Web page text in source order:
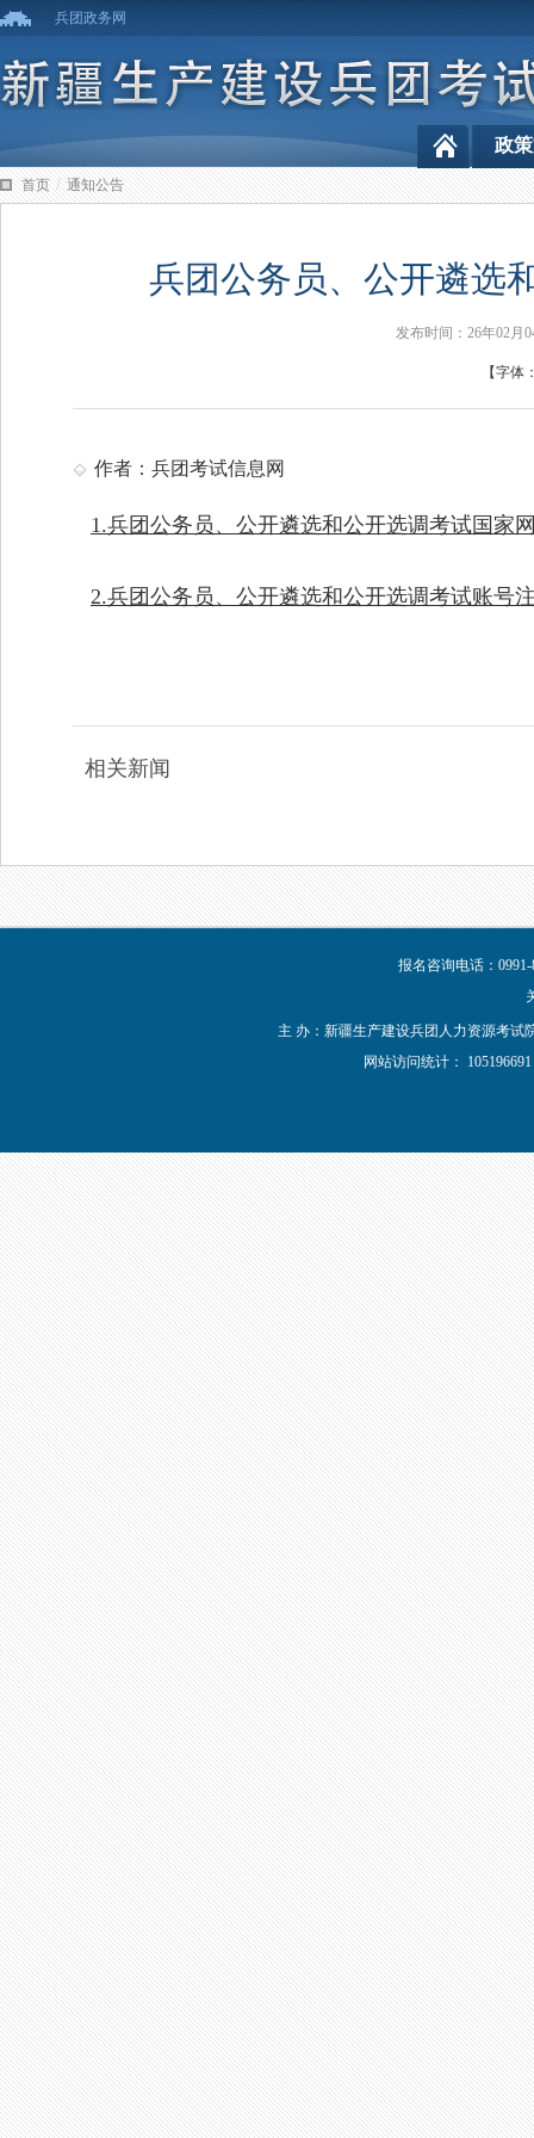
兵团政务网
政
首页 / 通知公告
兵团公务员、公开遴选
发布时间：26年02
【字体
作者：兵团考试信息网
1.兵团公务员、公开遴选和公开选调考试国家
2.兵团公务员、公开遴选和公开选调考试账号
相关新闻
报名咨询电话：
主 办：新疆生产建设兵团人力资源考试
网站访问统计：